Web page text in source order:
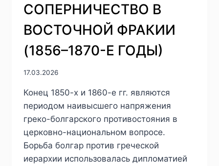
1896
АДАПТАЦИЯ
ПРЕДПРИНИМАТЕЛЕЙ
ЭКОНОМИКИ
СОПЕРНИЧЕСТВО В
ВОСТОЧНОЙ ФРАКИИ
(1856–1870-Е ГОДЫ)
17.03.2026
Конец 1850-х и 1860-е гг. являются
периодом наивысшего напряжения
греко-болгарского противостояния в
церковно-национальном вопросе.
Борьба болгар против греческой
иерархии использовалась дипломатией